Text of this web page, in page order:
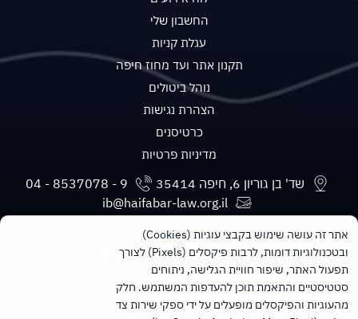
החשבון שלי
עגלת קניות
תקנון אתר ועד מחוז חיפה
נוהל ביטולים
הצהרת נגישות
כרטיסנים
מדיניות פרטיות
שד' בן גוריון 6, חיפה 35414
ib@haifabar-law.org.il
מעוניינים בעדכונים חודשיים ישירות למייל?
אתר זה עושה שימוש בקבצי עוגיות (Cookies)
ובטכנולוגיות דומות, לרבות פיקסלים (Pixels) לצורך
תפעול האתר, שיפור חוויית הגלישה, ניתוחים
סטטיסטיים והתאמת תוכן להעדפות המשתמש. חלק
מהעוגיות והפיקסלים מופעלים על ידי ספקי שירות צד